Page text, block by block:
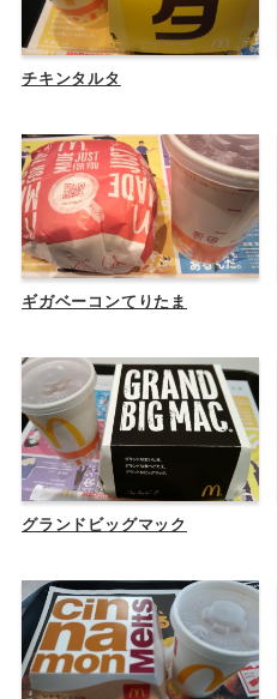
チキンタルタ
ギガベーコンてりたま
グランドビッグマック